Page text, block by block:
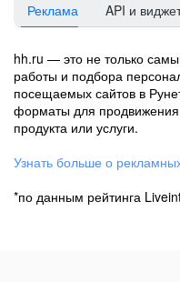
Реклама API и
hh.ru — это не только
работы и подбора
посещаемых сайтов в
форматы для
продукта или услуги.
Узнать больше о
*по данным рейтинга